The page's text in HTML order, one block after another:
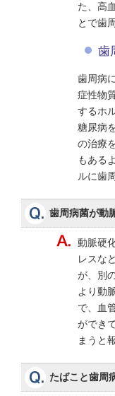
た、高
とで歯
歯
歯周病
症性物
するホ
糖尿病
の治療
もある
ルに歯
歯周病菌が動
動脈硬
レスな
が、別
より動
で、血
ができ
まうと
たばこと歯周